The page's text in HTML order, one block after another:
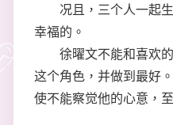
况且，三个人一起生
幸福的。
徐曜文不能和喜欢的
这个角色，并做到最好
使不能察觉他的心意，